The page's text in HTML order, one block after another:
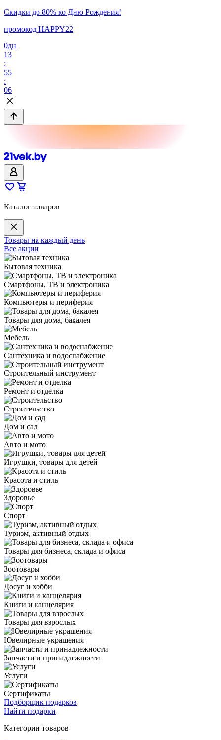
Скидки до 80% ко Дню Рождения!
промокод HAPPY22
0дн
13
:
55
:
06
Каталог товаров
Товары на каждый день
Все акции
Бытовая техника
Смартфоны, ТВ и электроника
Компьютеры и периферия
Товары для дома, бакалея
Мебель
Сантехника и водоснабжение
Строительный инструмент
Ремонт и отделка
Строительство
Дом и сад
Авто и мото
Игрушки, товары для детей
Красота и стиль
Здоровье
Спорт
Туризм, активный отдых
Товары для бизнеса, склада и офиса
Зоотовары
Досуг и хобби
Книги и канцелярия
Товары для взрослых
Ювелирные украшения
Запчасти и принадлежности
Услуги
Сертификаты
Подборщик подарков
Найти подарки
Категории товаров